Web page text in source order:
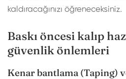
kaldıracağınızı öğreneceksiniz.
Baskı öncesi kalıp
güvenlik önlemleri
Kenar bantlama (Taping)